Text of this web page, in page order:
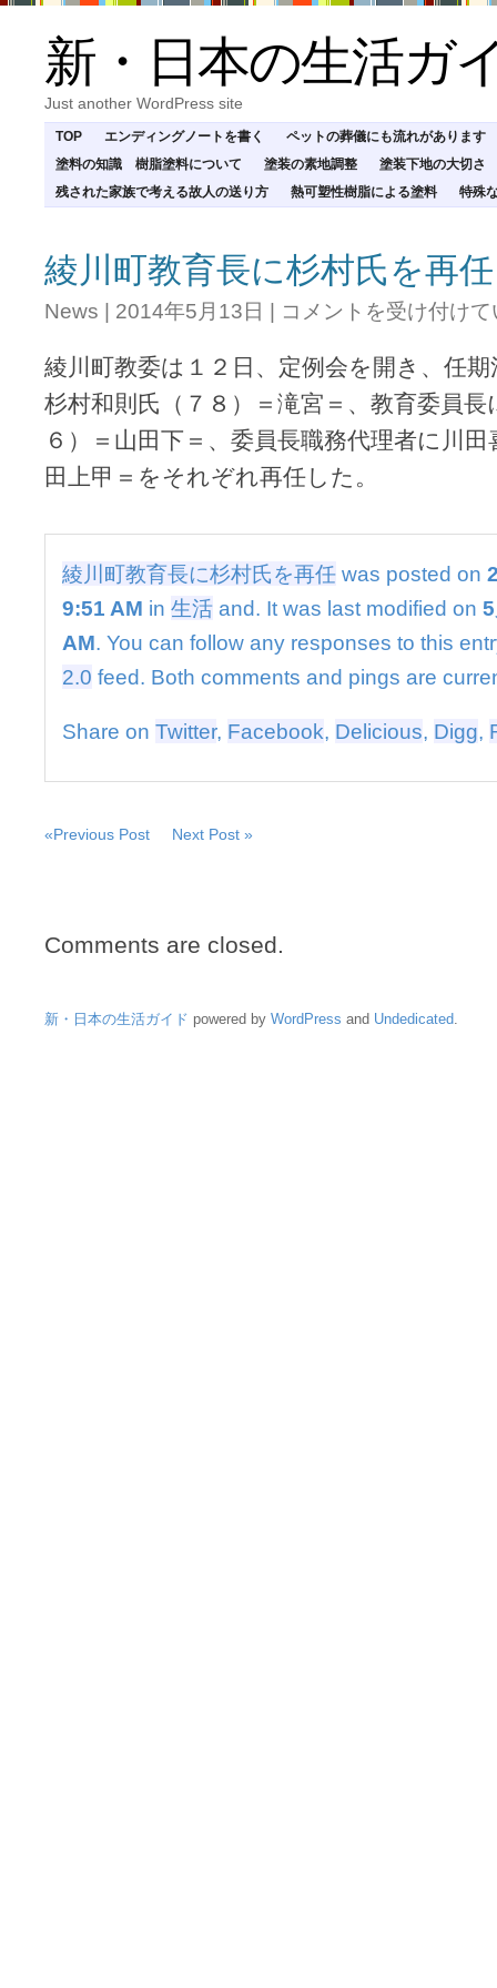
新・日本の生活ガ
Just another WordPress site
TOP エンディングノートを書く
ペットの葬儀にも流れがあります
塗料の知識 樹脂塗料について
塗装の素地調整
塗装下地の大切さ
残された家族で考える故人の送り方
熱可塑性樹脂による塗料 特殊
綾川町教育長に杉村氏を再任
News | 2014年5月13日 | 綾
教
育
長
に
村
任
コメントを受け付け
綾川町教委は１２日、定例会を開き、任
杉村和則氏（７８）＝滝宮＝、教育委員長
６）＝山田下＝、委員長職務代理者に川
田上甲＝をそれぞれ再任した。
綾川町教育長に杉村氏を再任 was posted on
9:51 AM in 生活 and. It was last modified on
AM. You can follow any responses to this
2.0 feed. Both comments and pings are
Share on Twitter, Facebook, Delicious, Digg,
«Previous Post Next Post »
Comments are closed.
新・日本の生活ガイド powered by WordPress and Undedicated.